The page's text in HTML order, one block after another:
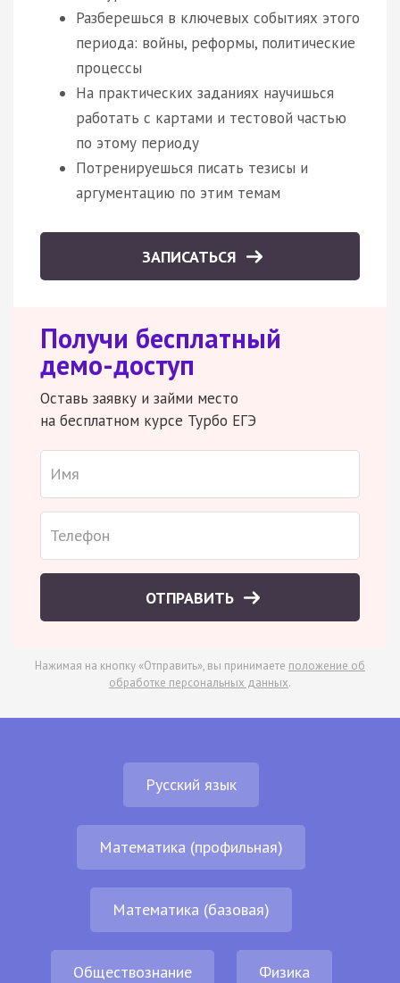
Разберешься в ключевых событиях этого
периода: войны, реформы, политические
процессы
На практических заданиях научишься
работать с картами и тестовой частью
по этому периоду
Потренируешься писать тезисы и
аргументацию по этим темам
ЗАПИСАТЬСЯ
Получи бесплатный
демо-доступ
Оставь заявку и займи место
на бесплатном курсе Турбо ЕГЭ
ОТПРАВИТЬ
Нажимая на кнопку «Отправить», вы принимаете положение об
обработке персональных данных.
Русский язык
Математика (профильная)
Математика (базовая)
Обществознание Физика